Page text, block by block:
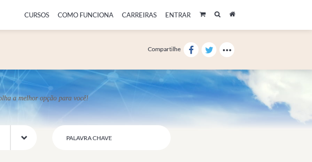
CURSOS COMO FUNCIONA CARREIRAS ENTRAR
Compartilhe
a melhor opção para você!